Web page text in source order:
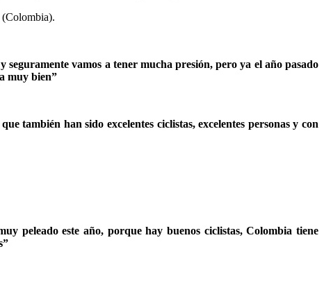
(Colombia).
vamos a tener mucha presión, pero ya el año pasado
muy bien”
también han sido excelentes ciclistas, excelentes personas y con
peleado este año, porque hay buenos ciclistas, Colombia tiene